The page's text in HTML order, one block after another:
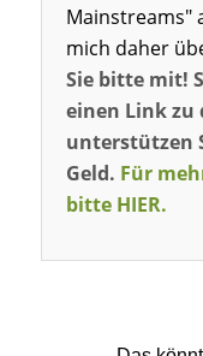
Mainstreams"
mich daher
Sie bitte mit!
einen Link zu
unterstützen
Geld. Für
bitte HIER.